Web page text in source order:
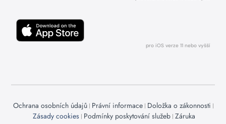
pro iOS verze 11 nebo vyšší
Ochrana osobních údajů Právní informace Doložka o zákonnosti
Zásady cookies Podmínky poskytování služeb Záruka